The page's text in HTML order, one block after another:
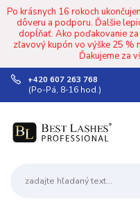
Po krásnych 16 rokoch
dôveru a podporu. Ďalšie
dopĺňať. Ako poďakovanie
zľavový kupón vo výške 25 %
Ďakujeme za
+420 607 263 768
(Po-Pá, 8-16 hod.)